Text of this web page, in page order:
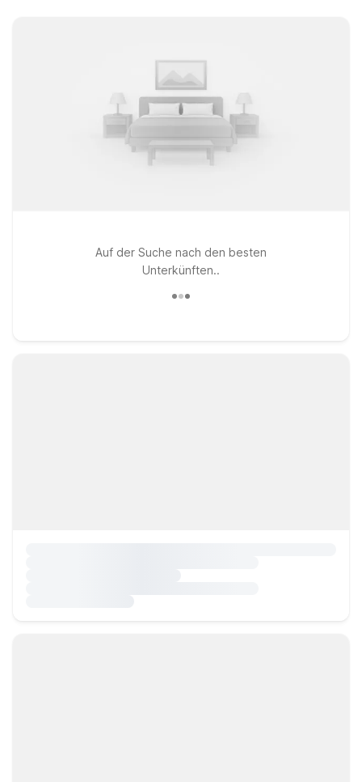
Auf der Suche nach den besten
Unterkünften..